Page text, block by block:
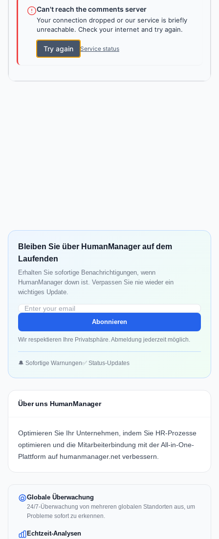
Can't reach the comments server
Your connection dropped or our service is briefly
unreachable. Check your internet and try again.
Try again Service status
Bleiben Sie über HumanManager auf dem
Laufenden
Erhalten Sie sofortige Benachrichtigungen, wenn
HumanManager down ist. Verpassen Sie nie wieder ein
wichtiges Update.
Abonnieren
Wir respektieren Ihre Privatsphäre. Abmeldung jederzeit möglich.
🔔 Sofortige Warnungen✅ Status-Updates
Über uns HumanManager
Optimieren Sie Ihr Unternehmen, indem Sie HR-Prozesse
optimieren und die Mitarbeiterbindung mit der All-in-One-
Plattform auf humanmanager.net verbessern.
Globale Überwachung
24/7-Überwachung von mehreren globalen Standorten aus, um
Probleme sofort zu erkennen.
Echtzeit-Analysen